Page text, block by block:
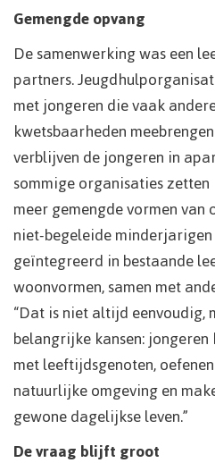
Gemengde opvang
De samenwerking was een
partners.
met jongeren die vaak
kwetsbaarheden
verblijven de jongeren in
sommige organisaties
meer gemengde vormen
niet-begeleide
geïntegreerd in bestaande
woonvormen, samen met
“Dat is niet altijd
belangrijke kansen:
met leeftijdsgenoten,
natuurlijke omgeving en
gewone dagelijkse leven.”
De vraag blijft groot